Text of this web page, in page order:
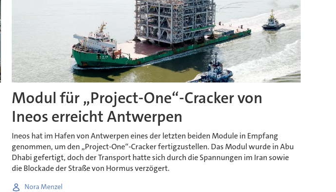
Modul für „Project-One“-Cracker von
Ineos erreicht Antwerpen
Ineos hat im Hafen von Antwerpen eines der letzten beiden Module in Empfang
genommen, um den „Project-One“-Cracker fertigzustellen. Das Modul wurde in Abu
Dhabi gefertigt, doch der Transport hatte sich durch die Spannungen im Iran sowie
die Blockade der Straße von Hormus verzögert.
Nora Menzel